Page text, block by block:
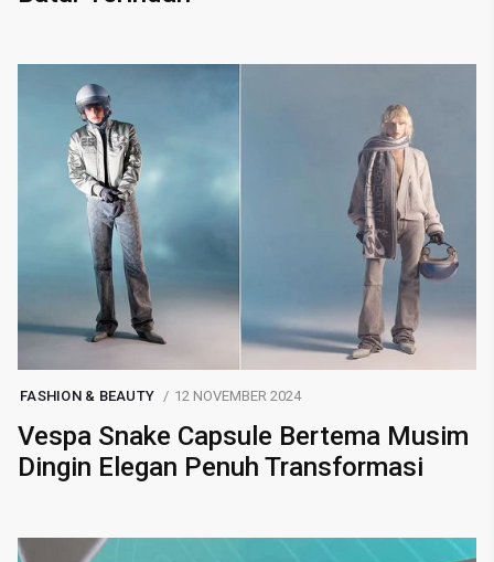
FASHION & BEAUTY 12 NOVEMBER 2024
Vespa Snake Capsule Bertema Musim
Dingin Elegan Penuh Transformasi